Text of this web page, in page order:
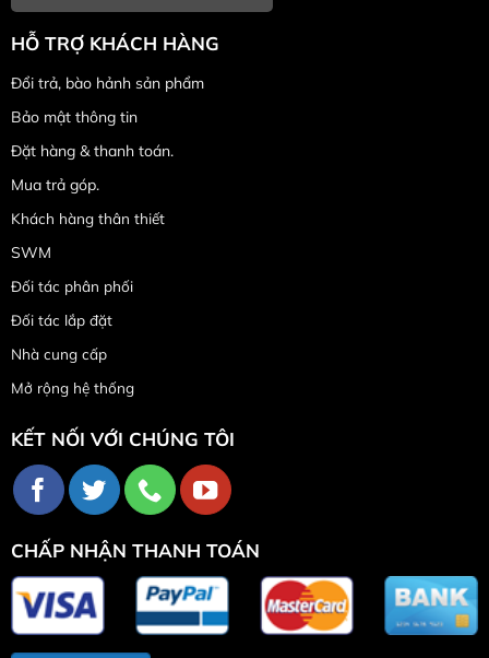
HỖ TRỢ KHÁCH HÀNG
Đổi trả, bào hảnh sản phẩm
Bảo mật thông tin
Đặt hàng & thanh toán.
Mua trả góp.
Khách hàng thân thiết
SWM
Đối tác phân phối
Đối tác lắp đặt
Nhà cung cấp
Mở rộng hệ thống
KẾT NỐI VỚI CHÚNG TÔI
CHẤP NHẬN THANH TOÁN